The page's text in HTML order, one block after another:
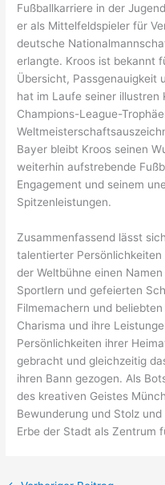
Fußballkarriere in der
er als Mittelfeldspieler für
deutsche
erlangte. Kroos ist bekannt
Übersicht, Passgenauigkeit
hat im Laufe seiner illustren
Champions-League-
Bayer bleibt Kroos seinen
weiterhin aufstrebende
Engagement und seinem
Spitzenleistungen.
Zusammenfassend lässt
talentierter
der Weltbühne einen
Sportlern und gefeierten
Filmemachern und
Charisma und ihre
Persönlichkeiten ihrer
gebracht und gleichzeitig
ihren Bann gezogen. Als
des kreativen Geistes
Bewunderung und Stolz
Erbe der Stadt als Zentrum